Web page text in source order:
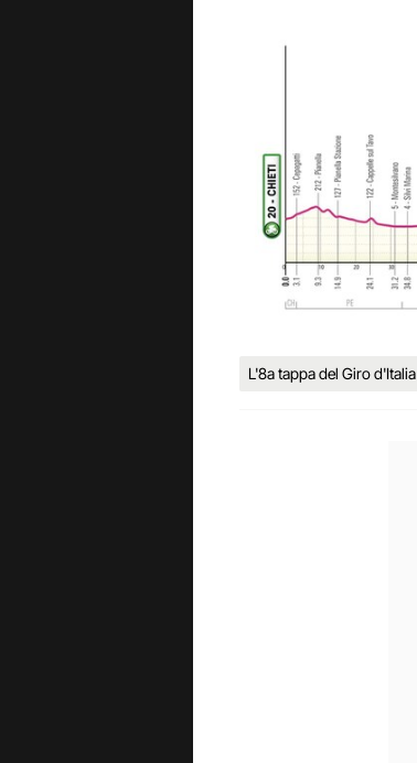
L'8a tappa del Giro d'Italia